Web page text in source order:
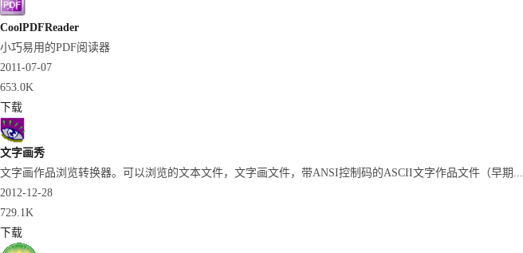
CoolPDFReader
小巧易用的PDF阅读器
2011-07-07
653.0K
下载
文字画秀
文字画作品浏览转换器。可以浏览的文本文件，文字画文件，带ANSI控制码的ASCII文字作品文件（早期...
2012-12-28
729.1K
下载